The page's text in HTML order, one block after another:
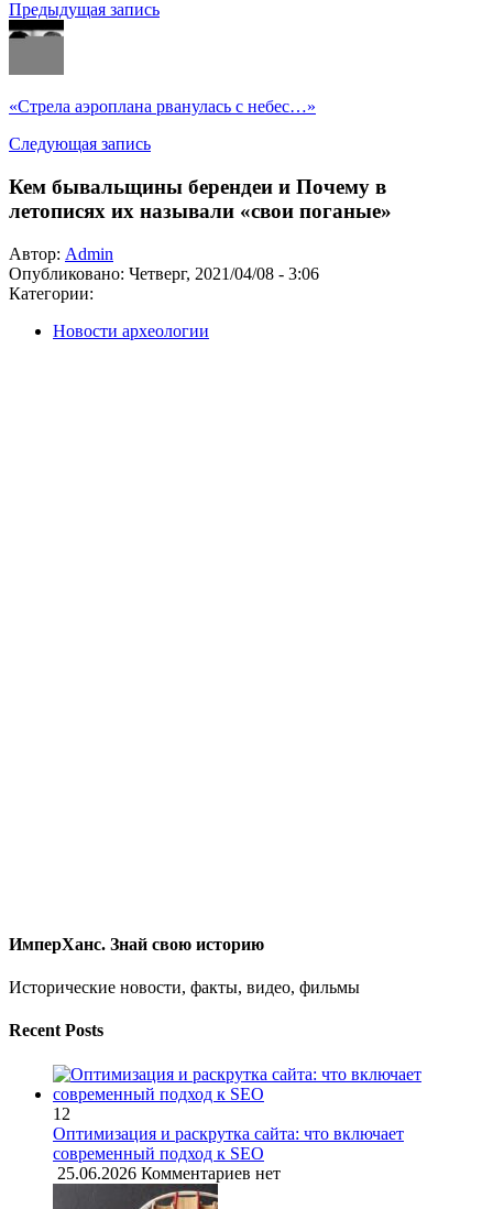
Предыдущая запись
«Стрела аэроплана рванулась с небес…»
Следующая запись
Кем бывальщины берендеи и Почему в
летописях их называли «свои поганые»
Автор: Admin
Опубликовано: Четверг, 2021/04/08 - 3:06
Категории:
Новости археологии
ИмперХанс. Знай свою историю
Исторические новости, факты, видео, фильмы
Recent Posts
12
Оптимизация и раскрутка сайта: что включает
современный подход к SEO
25.06.2026 Комментариев нет